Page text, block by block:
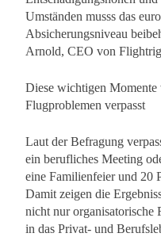
Umständen musss das
Absicherungsniveau
Arnold, CEO von
Diese wichtigen
Flugproblemen verpasst
Laut der Befragung
ein berufliches Meeting
eine Familienfeier und 20
Damit zeigen die
nicht nur organisatorische
in das Privat- und